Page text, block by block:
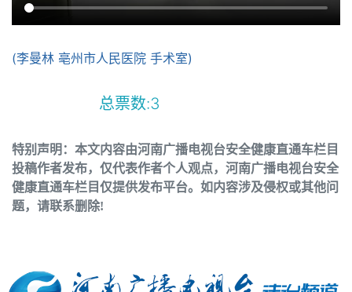
(李曼林 亳州市人民医院 手术室)
总票数:3
特别声明：本文内容由河南广播电视台安全健康直通车栏目
投稿作者发布，仅代表作者个人观点，河南广播电视台安全
健康直通车栏目仅提供发布平台。如内容涉及侵权或其他问
题，请联系删除!